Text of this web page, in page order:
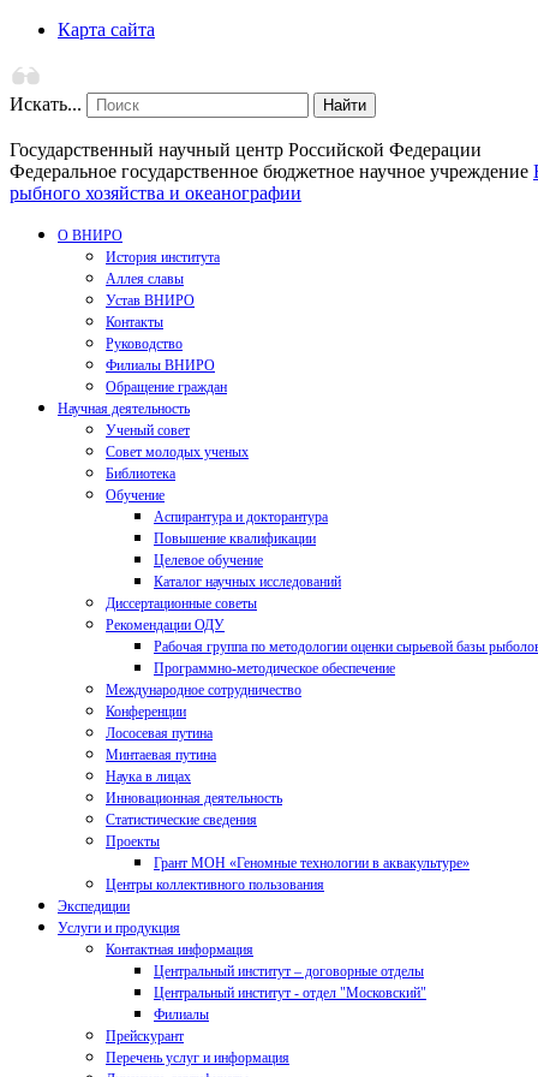
Карта сайта
Искать... Найти
Государственный научный центр Российской Федерации
Федеральное государственное бюджетное научное учреждение
рыбного хозяйства и океанографии
О ВНИРО
История института
Аллея славы
Устав ВНИРО
Контакты
Руководство
Филиалы ВНИРО
Обращение граждан
Научная деятельность
Ученый совет
Совет молодых ученых
Библиотека
Обучение
Аспирантура и докторантура
Повышение квалификации
Целевое обучение
Каталог научных исследований
Диссертационные советы
Рекомендации ОДУ
Рабочая группа по методологии оценки сырьевой базы
Программно-методическое обеспечение
Международное сотрудничество
Конференции
Лососевая путина
Минтаевая путина
Наука в лицах
Инновационная деятельность
Статистические сведения
Проекты
Грант МОН «Геномные технологии в аквакультуре»
Центры коллективного пользования
Экспедиции
Услуги и продукция
Контактная информация
Центральный институт – договорные отделы
Центральный институт - отдел "Московский"
Филиалы
Прейскурант
Перечень услуг и информация